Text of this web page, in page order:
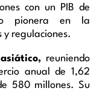
con un PIB de
pionera en la
y regulaciones.
reuniendo
anual de 1,62
580 millones. Su